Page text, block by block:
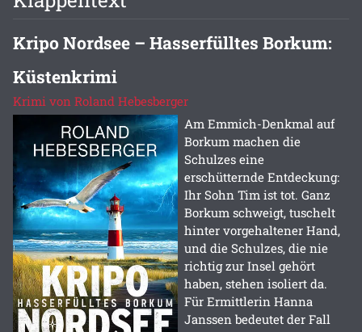
Kripo Nordsee – Hasserfülltes Borkum:
Küstenkrimi
Krimi von Roland Hebesberger
Am Emmich-Denkmal auf
Borkum machen die
Schulzes eine
erschütternde Entdeckung:
Ihr Sohn Tim ist tot. Ganz
Borkum schweigt, tuschelt
hinter vorgehaltener Hand,
und die Schulzes, die nie
richtig zur Insel gehört
haben, stehen isoliert da.
Für Ermittlerin Hanna
Janssen bedeutet der Fall